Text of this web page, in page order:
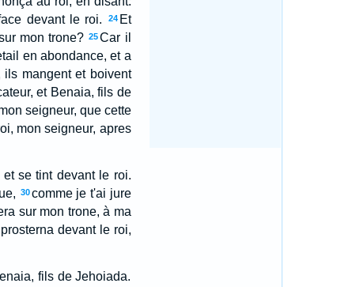
devant le roi.
24 Et
mon trone? 25 Car il
en abondance, et a
mangent et boivent
et Benaia, fils de
seigneur, que cette
mon seigneur, apres
se tint devant le roi.
30comme je t'ai jure
sur mon trone, à ma
devant le roi,
fils de Jehoiada.